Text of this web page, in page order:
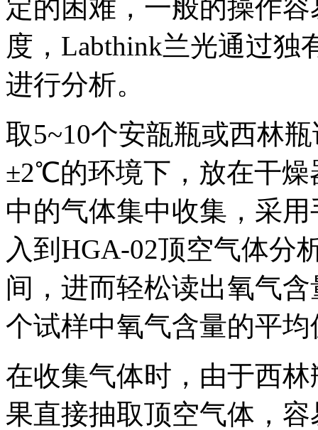
定的困难，一般的操作
度，Labthink兰光通过独
进行分析。
取5~10个安瓿瓶或西林
±2℃的环境下，放在干燥
中的气体集中收集，采
入到HGA-02顶空气体分
间，进而轻松读出氧气
个试样中氧气含量的平均
在收集气体时，由于西
果直接抽取顶空气体，